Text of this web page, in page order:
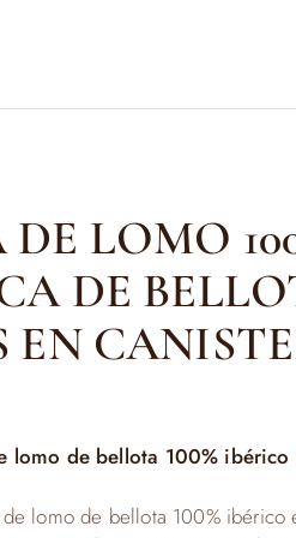
LOMO
DE
EN
lomo de bellota 100% ibérico
lomo de bellota 100% ibérico